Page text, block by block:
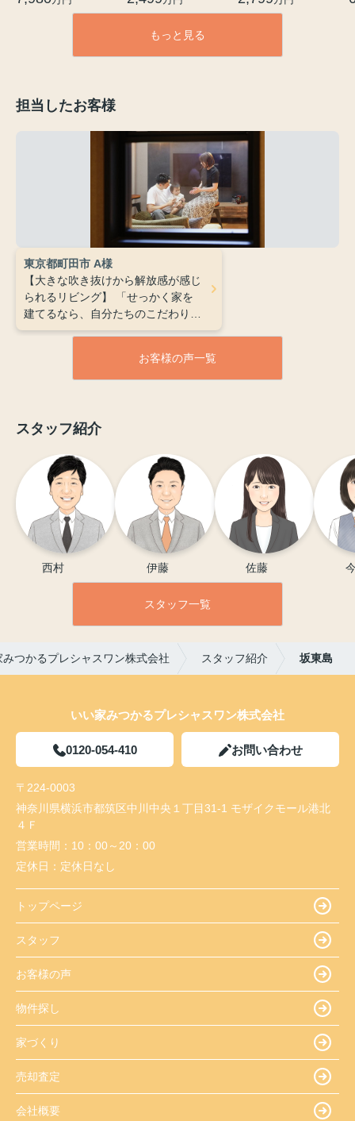
もっと見る
担当したお客様
東京都町田市 A様
【大きな吹き抜けから解放感が感じ
られるリビング】
「せっかく家を
建てるなら、自分たちのこだわりを
詰め込んだ注文住宅にしたい」そん
カウンターで紹介されたのが、プレ
シャスワンさんとの出会いでした。
と、営業の三宅さんの誠実な人柄。
ト・デメリットまで率直に話してく
れたので、心から信頼してお任せで
きました。吹き抜けリビングの開放
感や、土地の条件を最大限に活かし
た明るい空間づくりなど、プロなら
ではの提案にも大満足。快適な毎日
を送っています。
お客様の声一覧
スタッフ紹介
西村 伊藤 佐藤
スタッフ一覧
つかるプレシャスワン株式会社 スタッフ紹介 坂東島
いい家みつかるプレシャスワン株式会社
0120-054-410 お問い合わせ
〒224-0003
神奈川県横浜市都筑区中川中央１丁目31-1 モザイクモール港北
４Ｆ
営業時間： 10：00～20：00
定休日： 定休日なし
トップページ
スタッフ
お客様の声
物件探し
家づくり
売却査定
会社概要